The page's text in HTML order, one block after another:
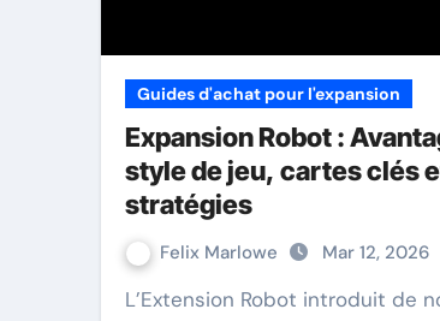
Guides d'achat pour l'expansion
Expansion Robot :
style de jeu, cartes clés
stratégies
Felix Marlowe Mar 12, 2026
L’Extension Robot introduit de nouvelles